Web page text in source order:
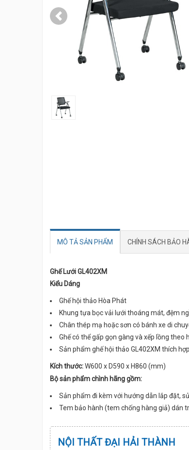
Previous
MÔ TẢ SẢN PHẨM CHÍNH SÁCH BẢO
Ghế Lưới GL402XM
Kiểu Dáng
Ghế hội thảo Hòa Phát
Khung tựa bọc vải lưới thoáng mát, đệm
Chân thép mạ hoặc sơn có bánh xe di
Ghế có thể gấp gọn gàng và xếp lồng theo
Sản phẩm ghế hội thảo GL402XM thích
Kích thước:W600 x D590 x H860 (mm)
Bộ sản phẩm chình hãng gồm:
Sản phẩm đi kèm với hướng dẫn lắp đặt,
Tem bảo hành (tem chống hàng giả) dán
NỘI THẤT ĐẠI HẢI THÀNH